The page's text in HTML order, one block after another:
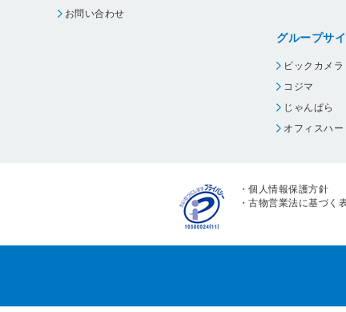
お問い合わせ
グループサ
ビックカメラ
コジマ
じゃんぱら
オフィスハ
・個人情報保護方針
・古物営業法に基づく